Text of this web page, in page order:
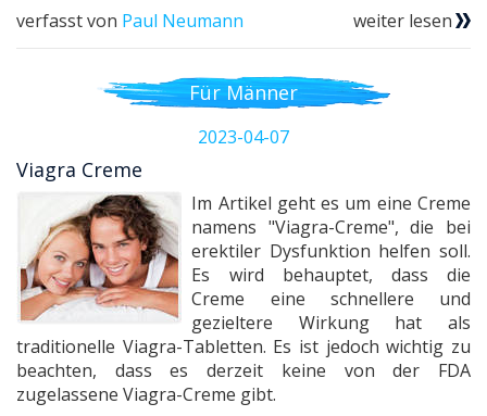
verfasst von Paul Neumann weiter lesen
Für Männer
2023-04-07
Viagra Creme
Im Artikel geht es um eine Creme
namens "Viagra-Creme", die bei
erektiler Dysfunktion helfen soll.
Es wird behauptet, dass die
Creme eine schnellere und
gezieltere Wirkung hat als
traditionelle Viagra-Tabletten. Es ist jedoch wichtig zu
beachten, dass es derzeit keine von der FDA
zugelassene Viagra-Creme gibt.